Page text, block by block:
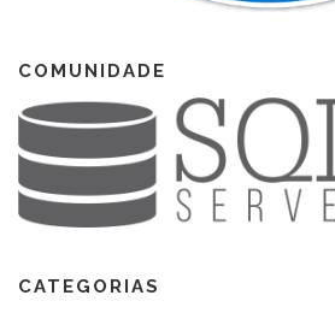
COMUNIDADE
CATEGORIAS